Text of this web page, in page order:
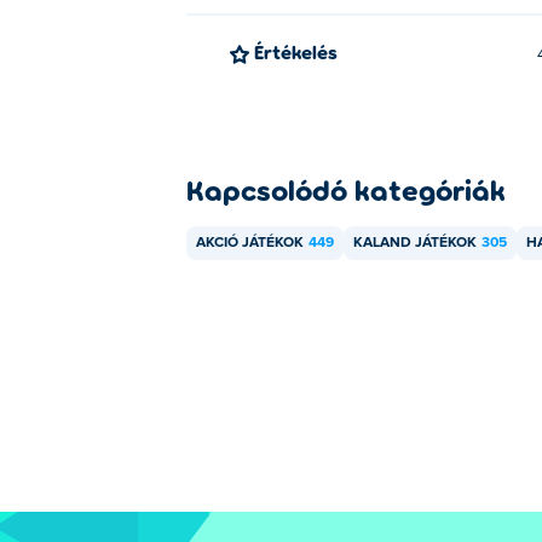
Értékelés
Kapcsolódó kategóriák
AKCIÓ JÁTÉKOK 449 KALAND JÁTÉKOK 305